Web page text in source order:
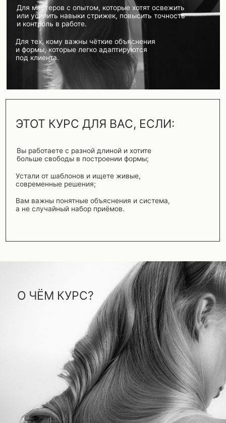
ЭТОТ КУРС ДЛЯ ВАС, ЕСЛИ:
Вы работаете с разной длиной и хотите
больше свободы в построении формы;
Устали от шаблонов и ищете живые,
Вам важны понятные объяснения и система,
а не случайный набор приёмов.
О ЧЁМ КУРС?
О стрижках, которые работают в салоне каждый день —
и о том, как с ними работают лучшие преподаватели
6 видеоуроков: разные формы, текстуры,
задачи и подходы к их решению.